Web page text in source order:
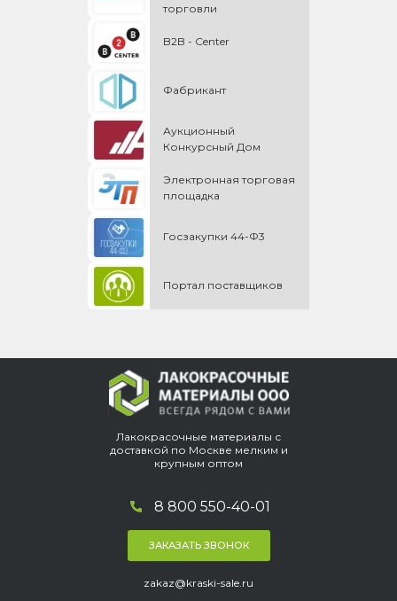
торговли
B2B - Center
Фабрикант
Аукционный
Конкурсный Дом
Электронная торговая
площадка
Госзакупки 44-Ф3
Портал поставщиков
Лакокрасочные материалы с
доставкой по Москве мелким и
крупным оптом
8 800 550-40-01
ЗАКАЗАТЬ ЗВОНОК
zakaz@kraski-sale.ru